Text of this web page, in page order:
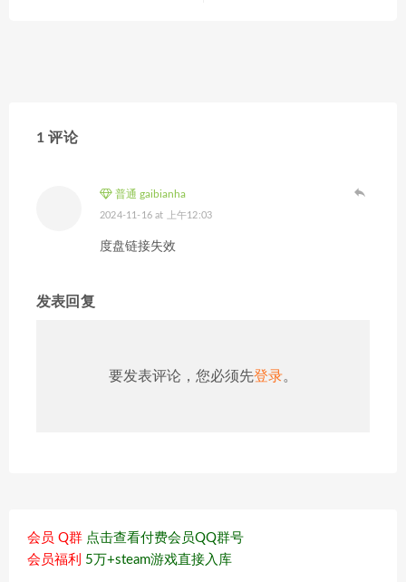
1 评论
普通 gaibianha
2024-11-16 at 上午12:03
度盘链接失效
发表回复
要发表评论，您必须先登录。
会员 Q群 点击查看付费会员QQ群号
会员福利 5万+steam游戏直接入库